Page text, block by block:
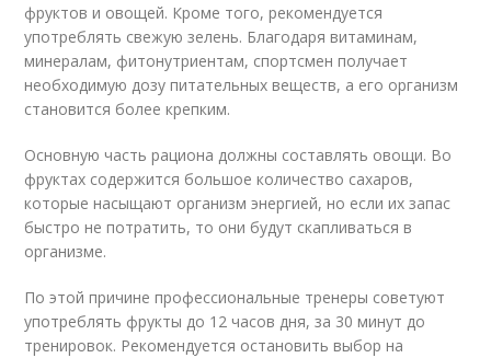
фруктов и овощей. Кроме того, рекомендуется
употреблять свежую зелень. Благодаря витаминам,
минералам, фитонутриентам, спортсмен получает
необходимую дозу питательных веществ, а его организм
становится более крепким.
Основную часть рациона должны составлять овощи. Во
фруктах содержится большое количество сахаров,
которые насыщают организм энергией, но если их запас
быстро не потратить, то они будут скапливаться в
организме.
По этой причине профессиональные тренеры советуют
употреблять фрукты до 12 часов дня, за 30 минут до
тренировок. Рекомендуется остановить выбор на